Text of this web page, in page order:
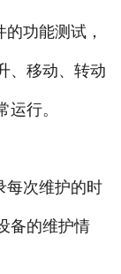
功能测试，
、移动、转动
行。
次维护的时
备的维护情